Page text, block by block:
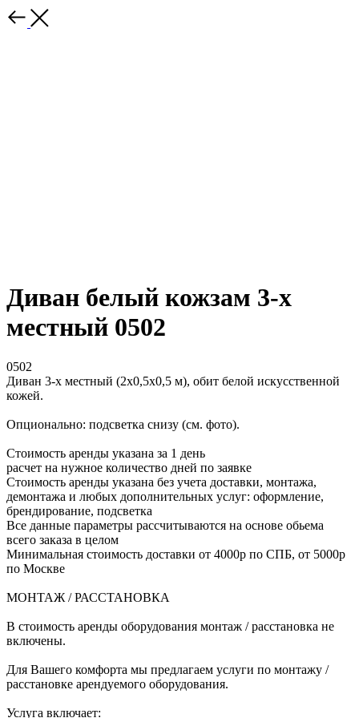
Диван белый кожзам 3-х
местный 0502
0502
Диван 3-х местный (2х0,5х0,5 м), обит белой искусственной
кожей.
Опционально: подсветка снизу (см. фото).
Стоимость аренды указана за 1 день
расчет на нужное количество дней по заявке
Стоимость аренды указана без учета доставки, монтажа,
демонтажа и любых дополнительных услуг: оформление,
брендирование, подсветка
Все данные параметры рассчитываются на основе обьема
всего заказа в целом
Минимальная стоимость доставки от 4000р по СПБ, от 5000р
по Москве
МОНТАЖ / РАССТАНОВКА
В стоимость аренды оборудования монтаж / расстановка не
включены.
Для Вашего комфорта мы предлагаем услуги по монтажу /
расстановке арендуемого оборудования.
Услуга включает: